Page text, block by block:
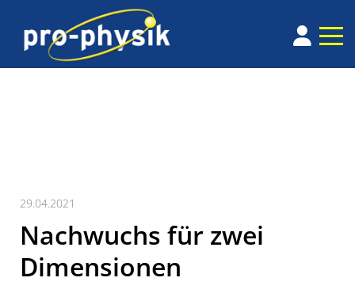
29.04.2021
Nachwuchs für zwei
Dimensionen